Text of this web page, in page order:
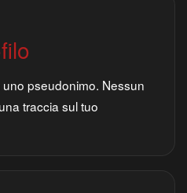
pseudonimo. Nessun
traccia sul tuo